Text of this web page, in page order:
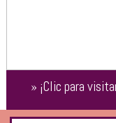
» ¡Clic para